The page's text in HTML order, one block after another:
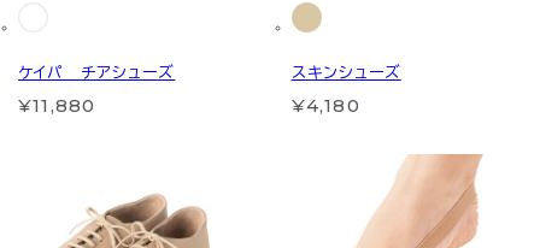
ケイパ チアシューズ
¥11,880
スキンシューズ
¥4,180